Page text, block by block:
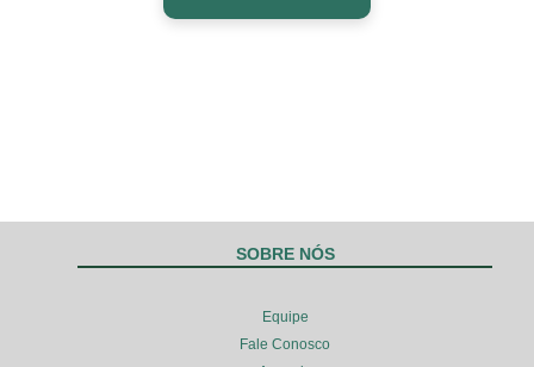
SOBRE NÓS
Equipe
Fale Conosco